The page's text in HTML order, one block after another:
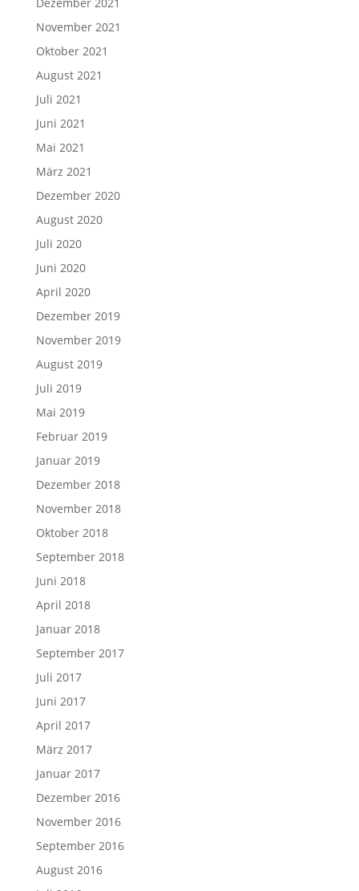
November 2021
Oktober 2021
August 2021
Juli 2021
Juni 2021
Mai 2021
März 2021
Dezember 2020
August 2020
Juli 2020
Juni 2020
April 2020
Dezember 2019
November 2019
August 2019
Juli 2019
Mai 2019
Februar 2019
Januar 2019
Dezember 2018
November 2018
Oktober 2018
September 2018
Juni 2018
April 2018
Januar 2018
September 2017
Juli 2017
Juni 2017
April 2017
März 2017
Januar 2017
Dezember 2016
November 2016
September 2016
August 2016